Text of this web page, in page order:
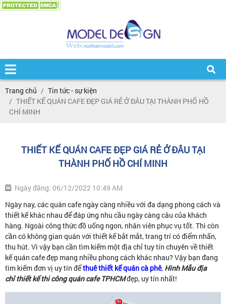
Trang chủ
Tin tức - sự kiện
THIẾT KẾ QUÁN CAFE ĐẸP GIÁ RẺ Ở ĐÂU TẠI THÀNH PHỐ HỒ
CHÍ MINH
THIẾT KẾ QUÁN CAFE ĐẸP GIÁ RẺ Ở ĐÂU TẠI
THÀNH PHỐ HỒ CHÍ MINH
Ngày đăng: 06/12/2022 10:49 AM
Ngày nay, các quán cafe ngày càng nhiều với đa dạng phong cách và
thiết kế khác nhau để đáp ứng nhu cầu ngày càng câu của khách
hàng. Ngoài công thức đồ uống ngon, nhân viên phục vụ tốt. Thì còn
cần có không gian quán với thiết kế bắt mắt, trang trí có điểm nhấn,
thu hút. Vì vậy bạn cần tìm kiếm một địa chỉ tuy tín chuyên về thiết
kế quán cafe đẹp mang nhiều phong cách khác nhau? Vậy bạn đang
tìm kiếm đơn vị uy tín đểthuê thiết kế quán cà phê, Hình Mẫu địa
chỉ thiết kế thi công quán cafe TPHCMđẹp, uy tín nhất!